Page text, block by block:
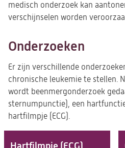
medisch onderzoek kan
verschijnselen worden
Onderzoeken
Er zijn verschillende
chronische leukemie te stellen.
wordt beenmergonderzoek
sternumpunctie), een
hartfilmpje (ECG).